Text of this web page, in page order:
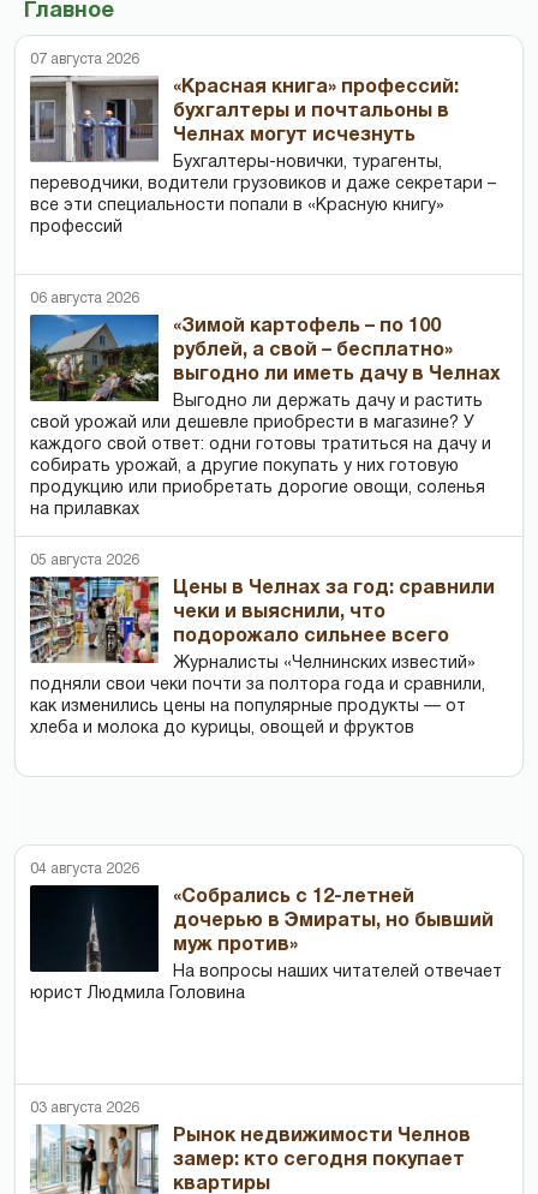
Главное
07 августа 2026
«Красная книга» профессий:
бухгалтеры и почтальоны в
Челнах могут исчезнуть
Бухгалтеры-новички, тур­агенты,
переводчики, водители грузовиков и даже секретари –
все эти специальности попали в «Красную книгу»
профессий
06 августа 2026
«Зимой картофель – по 100
рублей, а свой – бесплатно»
выгодно ли иметь дачу в Челнах
Выгодно ли держать дачу и растить
свой урожай или дешевле приобрести в магазине? У
каждого свой ответ: одни готовы тратиться на дачу и
собирать урожай, а другие покупать у них готовую
продукцию или приобретать дорогие овощи, соленья
на прилавках
05 августа 2026
Цены в Челнах за год: сравнили
чеки и выяснили, что
подорожало сильнее всего
Журналисты «Челнинских известий»
подняли свои чеки почти за полтора года и сравнили,
как изменились цены на популярные продукты — от
хлеба и молока до курицы, овощей и фруктов
04 августа 2026
«Собрались с 12-летней
дочерью в Эмираты, но бывший
муж против»
На вопросы наших читателей отвечает
юрист Людмила Головина
03 августа 2026
Рынок недвижимости Челнов
замер: кто сегодня покупает
квартиры